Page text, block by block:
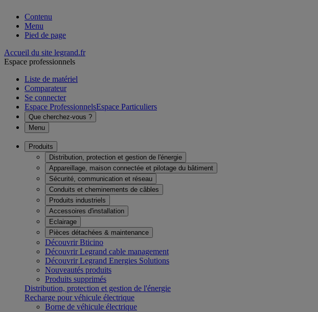
Contenu
Menu
Pied de page
Accueil du site legrand.fr
Espace professionnels
Liste de matériel
Comparateur
Se connecter
Espace ProfessionnelsEspace Particuliers
Que cherchez-vous ?
Menu
Produits
Distribution, protection et gestion de l'énergie
Appareillage, maison connectée et pilotage du bâtiment
Sécurité, communication et réseau
Conduits et cheminements de câbles
Produits industriels
Accessoires d'installation
Eclairage
Pièces détachées & maintenance
Découvrir Bticino
Découvrir Legrand cable management
Découvrir Legrand Energies Solutions
Nouveautés produits
Produits supprimés
Distribution, protection et gestion de l'énergie
Recharge pour véhicule électrique
Borne de véhicule électrique